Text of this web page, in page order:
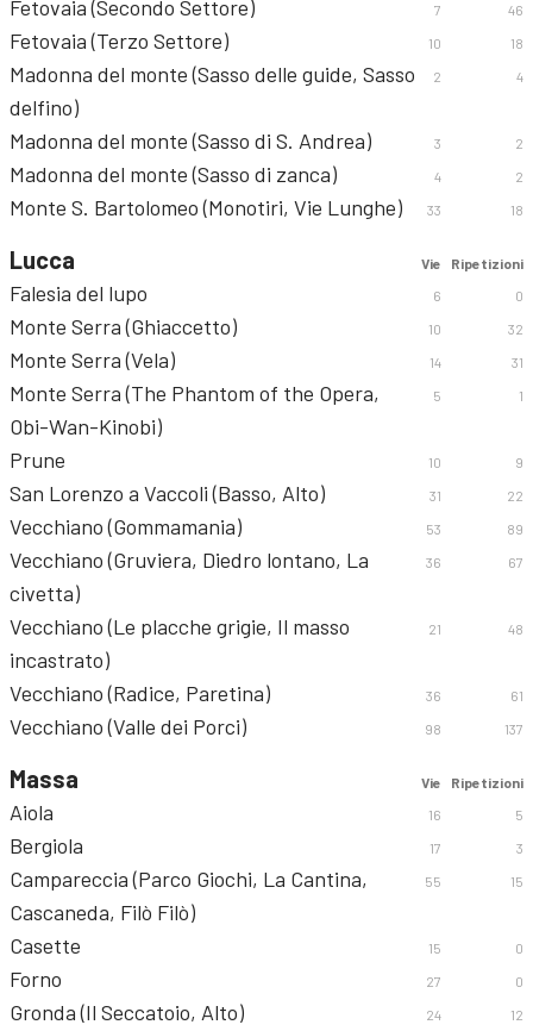
Fetovaia (Secondo Settore) 7 46
Fetovaia (Terzo Settore) 10 18
Madonna del monte (Sasso delle guide, Sasso
delfino)
2 4
Madonna del monte (Sasso di S. Andrea) 3 2
Madonna del monte (Sasso di zanca) 4 2
Monte S. Bartolomeo (Monotiri, Vie Lunghe) 33 18
Lucca Vie Ripetizioni
Falesia del lupo 6 0
Monte Serra (Ghiaccetto) 10 32
Monte Serra (Vela) 14 31
Monte Serra (The Phantom of the Opera,
Obi-Wan-Kinobi)
5 1
Prune 10 9
San Lorenzo a Vaccoli (Basso, Alto) 31 22
Vecchiano (Gommamania) 53 89
Vecchiano (Gruviera, Diedro lontano, La
civetta)
36 67
Vecchiano (Le placche grigie, Il masso
incastrato)
21 48
Vecchiano (Radice, Paretina) 36 61
Vecchiano (Valle dei Porci) 98 137
Massa Vie Ripetizioni
Aiola 16 5
Bergiola 17 3
Campareccia (Parco Giochi, La Cantina,
Cascaneda, Filò Filò)
55 15
Casette 15 0
Forno 27 0
Gronda (Il Seccatoio, Alto) 24 12